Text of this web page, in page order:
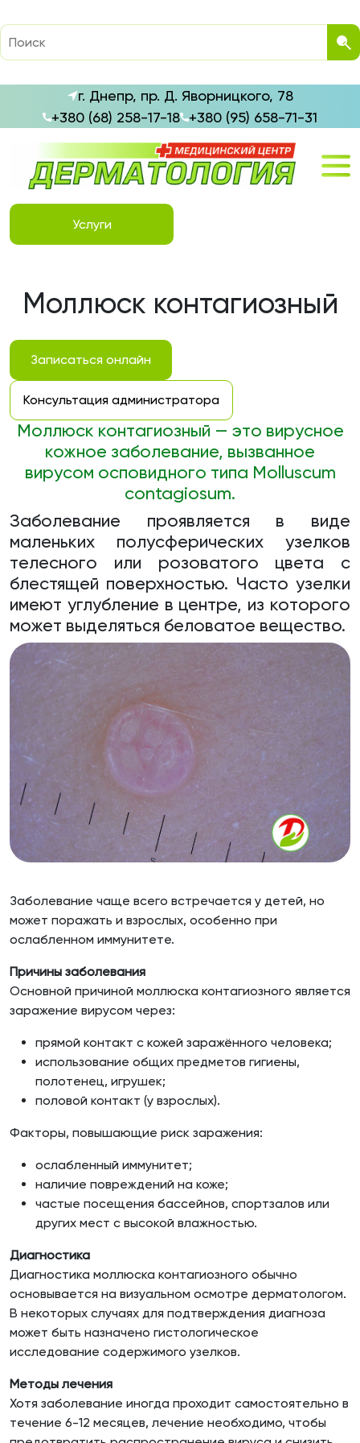
г. Днепр, пр. Д. Яворницкого, 78
+380 (68) 258-17-18 +380 (95) 658-71-31
Услуги
Моллюск контагиозный
Записаться онлайн
Консультация администратора
Моллюск контагиозный — это вирусное
кожное заболевание, вызванное
вирусом осповидного типа Molluscum
contagiosum.
Заболевание проявляется в виде
маленьких полусферических узелков
телесного или розоватого цвета с
блестящей поверхностью. Часто узелки
имеют углубление в центре, из которого
может выделяться беловатое вещество.
Заболевание чаще всего встречается у детей, но
может поражать и взрослых, особенно при
ослабленном иммунитете.
Причины заболевания
Основной причиной моллюска контагиозного является
заражение вирусом через:
прямой контакт с кожей заражённого человека;
использование общих предметов гигиены,
полотенец, игрушек;
половой контакт (у взрослых).
Факторы, повышающие риск заражения:
ослабленный иммунитет;
наличие повреждений на коже;
частые посещения бассейнов, спортзалов или
других мест с высокой влажностью.
Диагностика
Диагностика моллюска контагиозного обычно
основывается на визуальном осмотре дерматологом.
В некоторых случаях для подтверждения диагноза
может быть назначено гистологическое
исследование содержимого узелков.
Методы лечения
Хотя заболевание иногда проходит самостоятельно в
течение 6-12 месяцев, лечение необходимо, чтобы